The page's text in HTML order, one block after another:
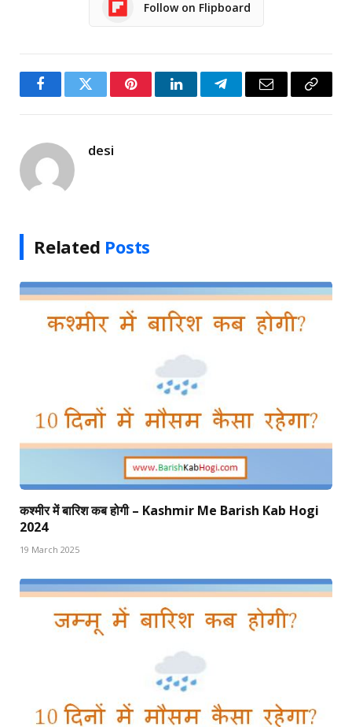
Follow on Flipboard
FacebookTwitter PinterestLinkedInTelegramEmail
Copy
desi
Related Posts
कश्मीर में बारिश कब होगी – Kashmir Me Barish Kab Hogi
2024
19 March 2025